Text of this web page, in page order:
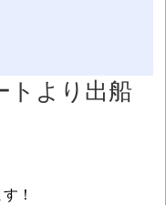
トより出船
！